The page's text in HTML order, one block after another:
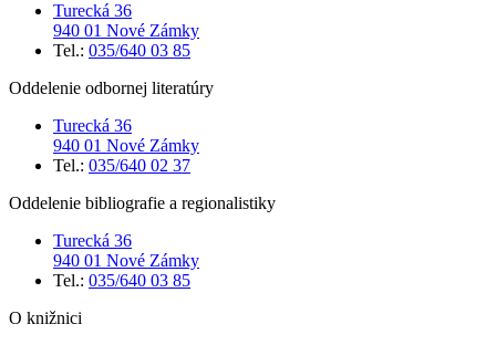
Turecká 36
940 01 Nové Zámky
Tel.: 035/640 03 85
Oddelenie odbornej literatúry
Turecká 36
940 01 Nové Zámky
Tel.: 035/640 02 37
Oddelenie bibliografie a regionalistiky
Turecká 36
940 01 Nové Zámky
Tel.: 035/640 03 85
O knižnici